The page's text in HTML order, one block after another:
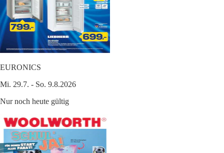
EURONICS
Mi. 29.7. - So. 9.8.2026
Nur noch heute gültig